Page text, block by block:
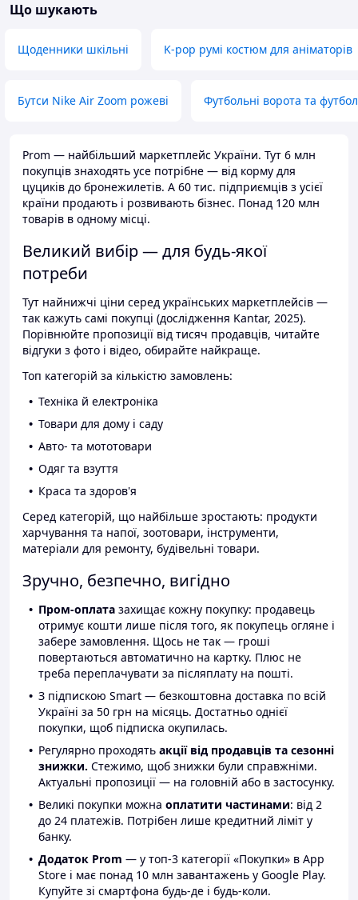
кондиціонерів
Що шукають
Щоденники шкільні K-pop румі костюм для аніматорів
Бутси Nike Air Zoom рожеві Футбольні ворота та
Prom — найбільший маркетплейс України. Тут 6 млн
покупців знаходять усе потрібне — від корму для
цуциків до бронежилетів. А 60 тис. підприємців з усієї
країни продають і розвивають бізнес. Понад 120 млн
товарів в одному місці.
Великий вибір — для будь-якої
потреби
Тут найнижчі ціни серед українських маркетплейсів —
так кажуть самі покупці (дослідження Kantar, 2025).
Порівнюйте пропозиції від тисяч продавців, читайте
відгуки з фото і відео, обирайте найкраще.
Топ категорій за кількістю замовлень:
Техніка й електроніка
Товари для дому і саду
Авто- та мототовари
Одяг та взуття
Краса та здоров'я
Серед категорій, що найбільше зростають: продукти
харчування та напої, зоотовари, інструменти,
матеріали для ремонту, будівельні товари.
Зручно, безпечно, вигідно
Пром-оплата захищає кожну покупку: продавець
отримує кошти лише після того, як покупець огляне і
забере замовлення. Щось не так — гроші
повертаються автоматично на картку. Плюс не
треба переплачувати за післяплату на пошті.
З підпискою Smart — безкоштовна доставка по всій
Україні за 50 грн на місяць. Достатньо однієї
покупки, щоб підписка окупилась.
Регулярно проходять акції від продавців та сезонні
знижки. Стежимо, щоб знижки були справжніми.
Актуальні пропозиції — на головній або в застосунку.
Великі покупки можна оплатити частинами: від 2
до 24 платежів. Потрібен лише кредитний ліміт у
банку.
Додаток Prom — у топ-3 категорії «Покупки» в App
Store і має понад 10 млн завантажень у Google Play.
Купуйте зі смартфона будь-де і будь-коли.